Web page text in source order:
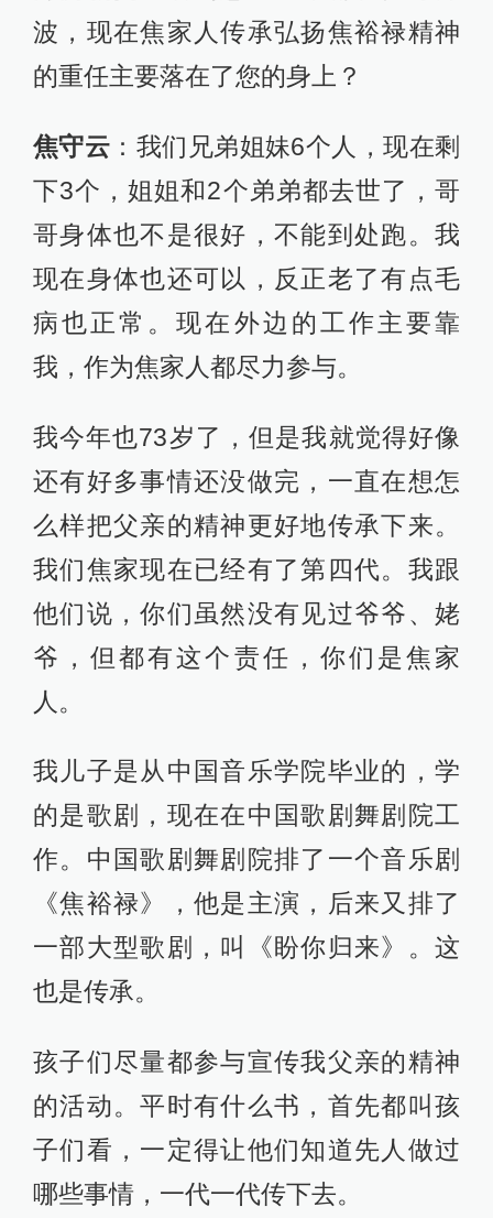
波，现在焦家人传承弘扬焦裕禄精神
的重任主要落在了您的身上？
焦守云 ：我们兄弟姐妹6个人，现在剩
下3个，姐姐和2个弟弟都去世了，哥
哥身体也不是很好，不能到处跑。我
现在身体也还可以，反正老了有点毛
病也正常。现在外边的工作主要靠
我，作为焦家人都尽力参与。
我今年也73岁了，但是我就觉得好像
还有好多事情还没做完，一直在想怎
么样把父亲的精神更好地传承下来。
我们焦家现在已经有了第四代。我跟
他们说，你们虽然没有见过爷爷、姥
爷，但都有这个责任，你们是焦家
人。
我儿子是从中国音乐学院毕业的，学
的是歌剧，现在在中国歌剧舞剧院工
作。中国歌剧舞剧院排了一个音乐剧
《焦裕禄》，他是主演，后来又排了
一部大型歌剧，叫《盼你归来》。这
也是传承。
孩子们尽量都参与宣传我父亲的精神
的活动。平时有什么书，首先都叫孩
子们看，一定得让他们知道先人做过
哪些事情，一代一代传下去。